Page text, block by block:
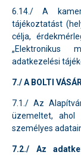
6.14./ A
tájékoztatást
célja,
„Elektronikus
adatkezelési
7./ A BOLTI
7.1./ Az
üzemeltet,
személyes
7.2./ Az